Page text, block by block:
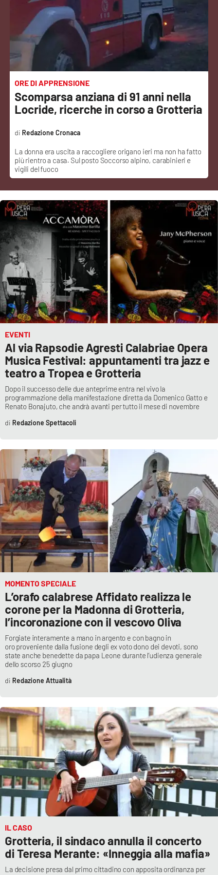
Sanità
Sport
Cultura
Podcast
Meteo
Editoriali
VIDEO
Ambiente
Cronaca
Cultura
Economia e Lavoro
Politica
Sanità
Società
Sport
RUBRICHE
Good Morning Vietnam
Parchi Marini Calabria
Leggendo Alvaro insieme
Imprese Di Calabria
Le perfidie di Antonella Grippo
Venti di comunicazione
STREAMING
LaC TV
LaC Network
LaC OnAir
Catanzaro
Crotone
Vibo Valentia
Reggio Calabria
Cosenza
Lamezia Terme
ORE DI APPRENSIONE
Scomparsa anziana di 91 anni nella
Locride, ricerche in corso a Grotteria
La donna era uscita a raccogliere origano ieri ma non ha fatto
più rientro a casa. Sul posto Soccorso alpino, carabinieri e
vigili del fuoco
Redazione Cronaca
EVENTI
Al via Rapsodie Agresti Calabriae Opera
Musica Festival: appuntamenti tra jazz e
teatro a Tropea e Grotteria
Dopo il successo delle due anteprime entra nel vivo la
programmazione della manifestazione diretta da Domenico Gatto e
Renato Bonajuto, che andrà avanti per tutto il mese di novembre
Redazione Spettacoli
MOMENTO SPECIALE
L’orafo calabrese Affidato realizza le
corone per la Madonna di Grotteria,
l’incoronazione con il vescovo Oliva
Forgiate interamente a mano in argento e con bagno in
oro proveniente dalla fusione degli ex voto dono dei devoti, sono
state anche benedette da papa Leone durante l’udienza generale
dello scorso 25 giugno
Redazione Attualità
IL CASO
Grotteria, il sindaco annulla il concerto
di Teresa Merante: «Inneggia alla mafia»
La decisione presa dal primo cittadino con apposita ordinanza per